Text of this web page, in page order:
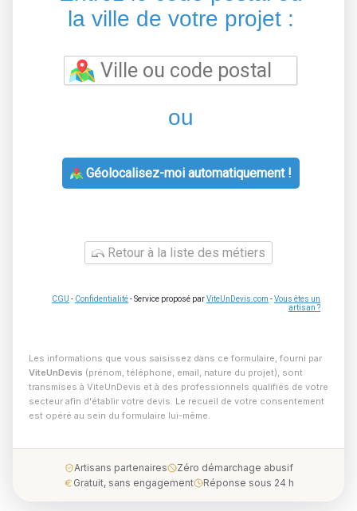
la ville de votre projet :
ou
Géolocalisez-moi automatiquement !
Retour à la liste des métiers
CGU - Confidentialité- Service proposé parViteUnDevis.com -Vous êtes un
artisan ?
Les informations que vous saisissez dans ce formulaire, fourni par
ViteUnDevis (prénom, téléphone, email, nature du projet), sont
transmises à ViteUnDevis et à des professionnels qualifiés de votre
secteur afin d'établir votre devis. Le recueil de votre consentement
est opéré au sein du formulaire lui-même.
Artisans partenaires
Zéro démarchage abusif
Gratuit, sans engagement
Réponse sous 24 h